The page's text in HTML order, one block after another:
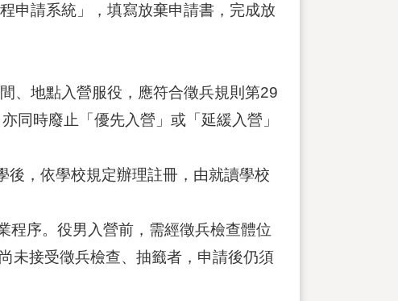
申請系統」，填寫放棄申請書，完成放
、地點入營服役，應符合徵兵規則第29
同時廢止「優先入營」或「延緩入營」
，依學校規定辦理註冊，由就讀學校
程序。役男入營前，需經徵兵檢查體位
未接受徵兵檢查、抽籤者，申請後仍須